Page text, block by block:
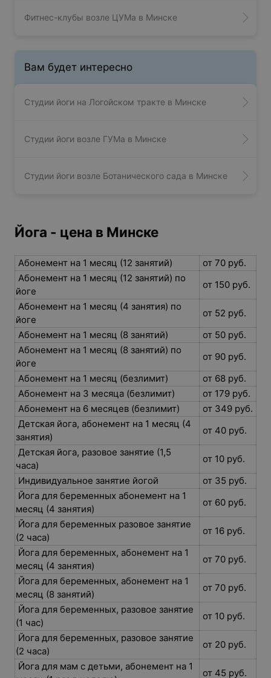
Фитнес-клубы возле ЦУМа в Минске
Вам будет интересно
Студии йоги на Логойском тракте в Минске
Студии йоги возле ГУМа в Минске
Студии йоги возле Ботанического сада в Минске
Йога - цена в Минске
Абонемент на 1 месяц (12 занятий)
от 70 руб.
Абонемент на 1 месяц (12 занятий) по
йоге
от 150 руб.
Абонемент на 1 месяц (4 занятия) по
йоге
от 52 руб.
Абонемент на 1 месяц (8 занятий)
от 50 руб.
Абонемент на 1 месяц (8 занятий) по
йоге
от 90 руб.
Абонемент на 1 месяц (безлимит)
от 68 руб.
Абонемент на 3 месяца (безлимит)
от 179 руб.
Абонемент на 6 месяцев (безлимит)
от 349 руб.
Детская йога, абонемент на 1 месяц (4
занятия)
от 40 руб.
Детская йога, разовое занятие (1,5
часа)
от 10 руб.
Индивидуальное занятие йогой
от 35 руб.
Йога для беременных абонемент на 1
месяц (4 занятия)
от 60 руб.
Йога для беременных разовое занятие
(2 часа)
от 16 руб.
Йога для беременных, абонемент на 1
месяц (4 занятия)
от 70 руб.
Йога для беременных, абонемент на 1
месяц (8 занятий)
от 70 руб.
Йога для беременных, разовое занятие
(1 час)
от 10 руб.
Йога для беременных, разовое занятие
(2 часа)
от 20 руб.
Йога для мам с детьми, абонемент на 1
от 45 руб.